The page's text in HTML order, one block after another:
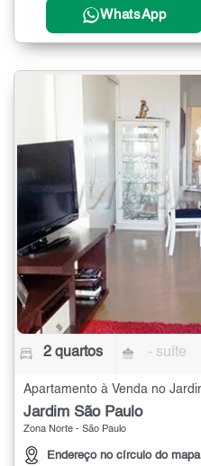
WhatsApp
2 quartos - suíte
Jardim São Paulo
Zona Norte - São Paulo
Endereço no círculo do mapa